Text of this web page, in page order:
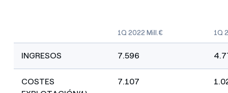
1Q 2022 Mill.€ 1Q
INGRESOS 7.596
COSTES
7.107